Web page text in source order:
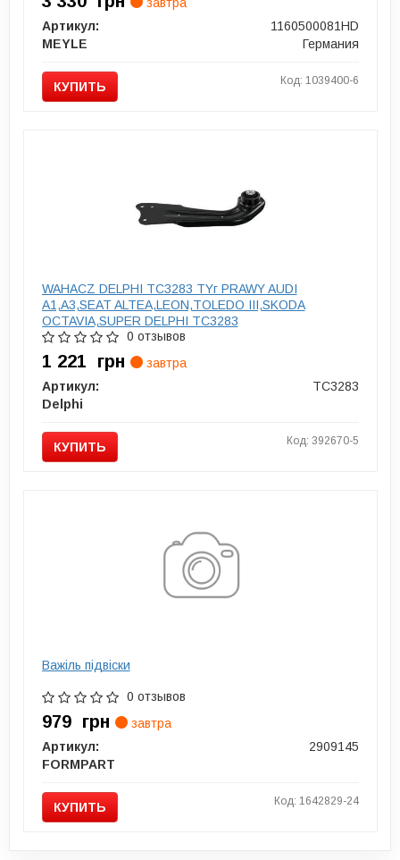
Артикул:
1160500081HD
MEYLE
Германия
КУПИТЬ Код: 1039400-6
WAHACZ DELPHI TC3283 TYг PRAWY AUDI
A1,A3,SEAT ALTEA,LEON,TOLEDO III,SKODA
OCTAVIA,SUPER DELPHI TC3283
0 отзывов
1 221 грн
завтра
Артикул:
TC3283
Delphi
КУПИТЬ Код: 392670-5
Важіль підвіски
0 отзывов
979 грн
завтра
Артикул:
2909145
FORMPART
КУПИТЬ Код: 1642829-24